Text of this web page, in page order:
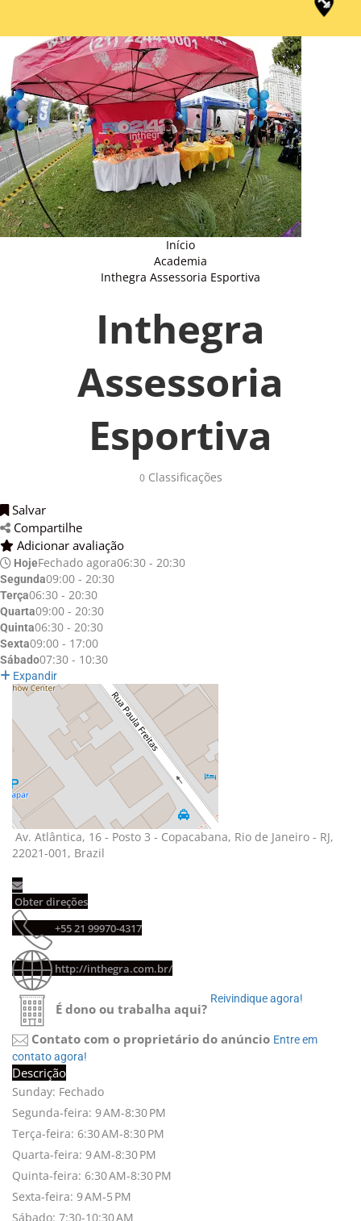
Início
Academia
Inthegra Assessoria Esportiva
Inthegra
Assessoria
Esportiva
0Classificações
Salvar
Compartilhe
Adicionar avaliação
HojeFechado agora06:30 - 20:30
Segunda09:00 - 20:30
Terça06:30 - 20:30
Quarta09:00 - 20:30
Quinta06:30 - 20:30
Sexta09:00 - 17:00
Sábado07:30 - 10:30
Expandir
Av. Atlântica, 16 - Posto 3 - Copacabana, Rio de Janeiro - RJ,
22021-001, Brazil
Obter direções
+55 21 99970-4317
http://inthegra.com.br/
É dono ou trabalha aqui?
Reivindique agora!
Contato com o proprietário do anúncio Entre em
contato agora!
Descrição
Sunday: Fechado
Segunda-feira: 9 AM-8:30 PM
Terça-feira: 6:30 AM-8:30 PM
Quarta-feira: 9 AM-8:30 PM
Quinta-feira: 6:30 AM-8:30 PM
Sexta-feira: 9 AM-5 PM
Sábado: 7:30-10:30 AM